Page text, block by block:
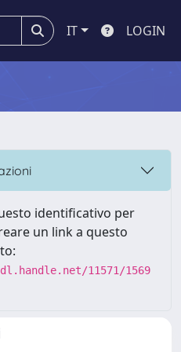
IT LOGIN
identificativo per
un link a questo
11571/1569